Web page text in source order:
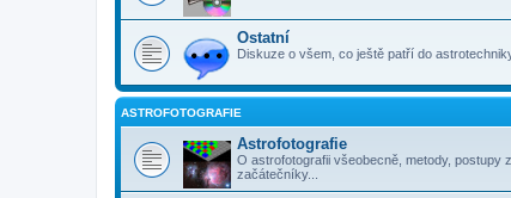
Ostatní
Diskuze o všem, co ještě patří do
ASTROFOTOGRAFIE
Astrofotografie
O astrofotografii všeobecně, metody,
začátečníky...